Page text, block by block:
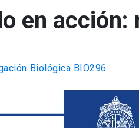
en
Biológica BIO296